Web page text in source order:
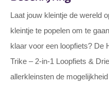
Laat jouw kleintje de wereld
kleintje te popelen om te
klaar voor een loopfiets? De
Trike – 2-in-1 Loopfiets &
allerkleinsten de